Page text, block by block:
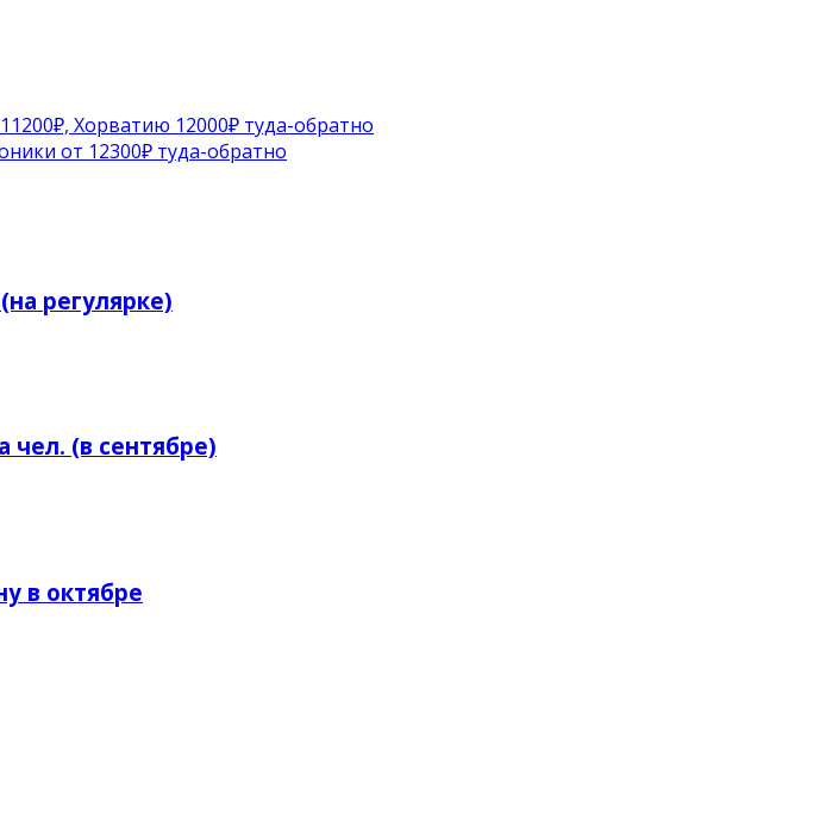
Хорватию 12000₽ туда-обратно
от 12300₽ туда-обратно
регулярке)
чел. (в сентябре)
в октябре